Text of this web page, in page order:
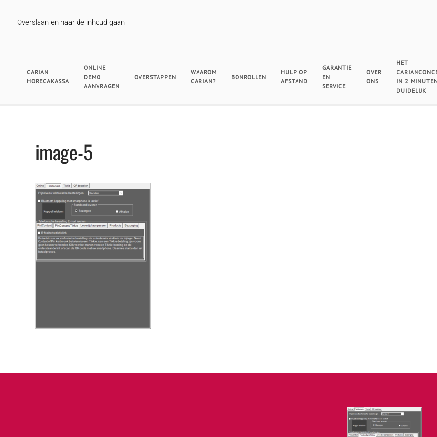
Overslaan en naar de inhoud gaan
CARIAN
HORECAKASSA
ONLINE
DEMO
AANVRAGEN
OVERSTAPPEN
WAAROM
CARIAN?
BONROLLEN
HULP OP
AFSTAND
GARANTIE
EN
SERVICE
OVER
ONS
HET
IN 2 MINUTEN
DUIDELIJK
image-5